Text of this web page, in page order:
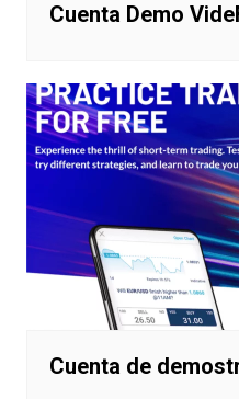
Cuenta Demo
Cuenta de